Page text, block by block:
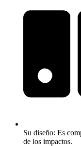
Su diseño: Es
de los impactos.